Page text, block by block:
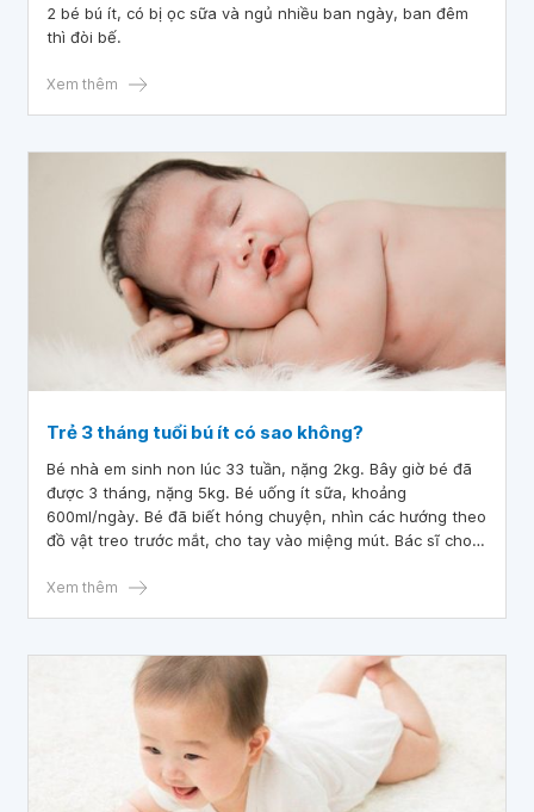
2 bé bú ít, có bị ọc sữa và ngủ nhiều ban ngày, ban đêm
thì đòi bế.
Xem thêm
Trẻ 3 tháng tuổi bú ít có sao không?
Bé nhà em sinh non lúc 33 tuần, nặng 2kg. Bây giờ bé đã
được 3 tháng, nặng 5kg. Bé uống ít sữa, khoảng
600ml/ngày. Bé đã biết hóng chuyện, nhìn các hướng theo
đồ vật treo trước mắt, cho tay vào miệng mút. Bác sĩ cho
của bé hiện tại có suy dinh dưỡng không?
Xem thêm